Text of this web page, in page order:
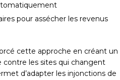
pour assécher les revenus
cette approche en créant un
les sites qui changent
d’adapter les injonctions de